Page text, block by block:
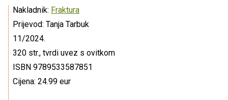
Nakladnik: Fraktura
Prijevod: Tanja Tarbuk
11/2024.
320 str., tvrdi uvez s ovitkom
ISBN 9789533587851
Cijena: 24.99 eur